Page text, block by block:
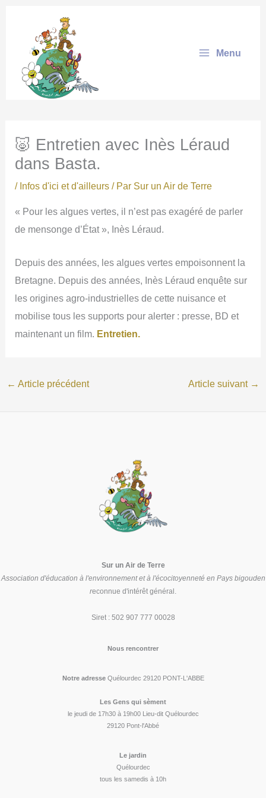
contenu
Menu
🐷 Entretien avec Inès Léraud
dans Basta.
/ Infos d'ici et d'ailleurs / Par Sur un Air de Terre
« Pour les algues vertes, il n’est pas exagéré de parler
de mensonge d’État », Inès Léraud.
Depuis des années, les algues vertes empoisonnent la
Bretagne. Depuis des années, Inès Léraud enquête sur
les origines agro-industrielles de cette nuisance et
mobilise tous les supports pour alerter : presse, BD et
maintenant un film. Entretien.
← Article précédent Article suivant →
Sur un Air de Terre
Association d'éducation à l'environnement et à l'écocitoyenneté en Pays bigouden
reconnue d'intérêt général.
Siret : 502 907 777 00028
Nous rencontrer
Notre adresseQuélourdec 29120 PONT-L'ABBE
Les Gens qui sèment
le jeudi de 17h30 à 19h00 Lieu-dit Quélourdec
29120 Pont-l'Abbé
Le jardin
Quélourdec
tous les samedis à 10h